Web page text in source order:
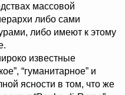
массовой
либо сами
либо имеют к этому
известные
“гуманитарное” и
ясности в том, что же